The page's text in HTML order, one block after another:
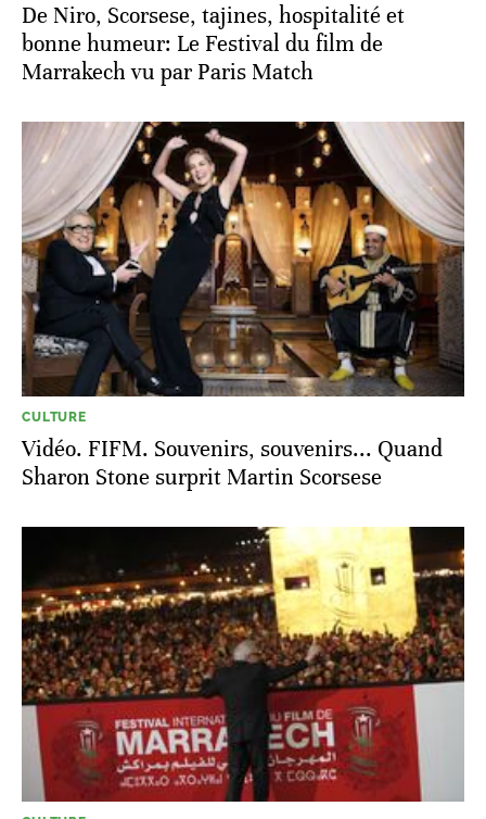
De Niro, Scorsese, tajines, hospitalité et
bonne humeur: Le Festival du film de
Marrakech vu par Paris Match
CULTURE
Vidéo. FIFM. Souvenirs, souvenirs... Quand
Sharon Stone surprit Martin Scorsese